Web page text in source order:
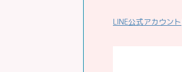
LINE公式アカウント